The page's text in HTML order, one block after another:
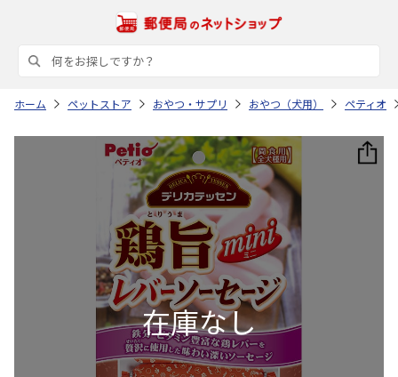
ホーム ペットストア おやつ・サプリ おやつ（犬用） ペティオ